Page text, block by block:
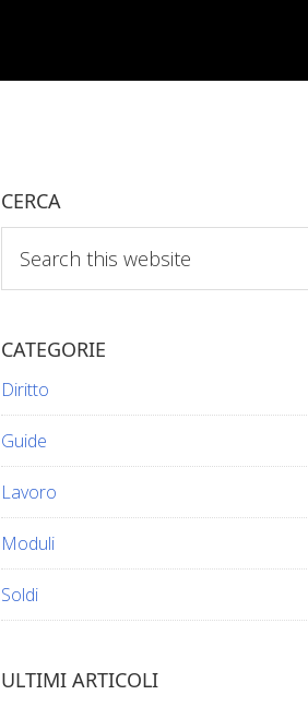
CERCA
this
website
CATEGORIE
Diritto
Guide
Lavoro
Moduli
Soldi
ULTIMI ARTICOLI